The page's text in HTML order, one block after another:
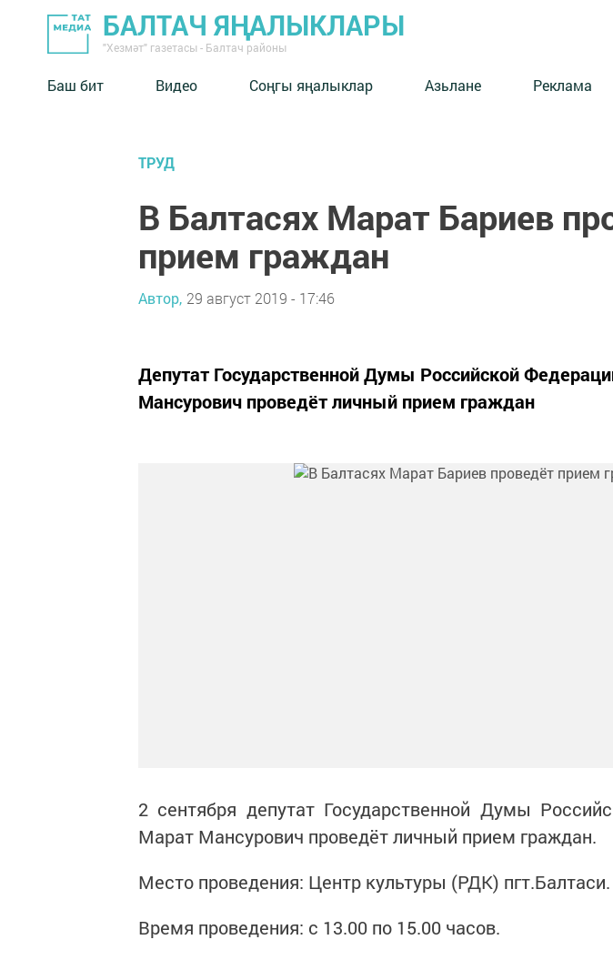
БАЛТАЧ ЯҢАЛЫКЛАРЫ
"Хезмәт" газетасы - Балтач районы
Баш бит Видео Соңгы яңалыклар Азьлане Реклама
ТРУД
В Балтасях Марат Бариев
прием граждан
Автор, 29 август 2019 - 17:46
Депутат Государственной Думы Российской
Мансурович проведёт личный прием граждан
2 сентября депутат Государственной Думы
Марат Мансурович проведёт личный прием граждан.
Место проведения: Центр культуры (РДК) пгт.Балтаси.
Время проведения: с 13.00 по 15.00 часов.